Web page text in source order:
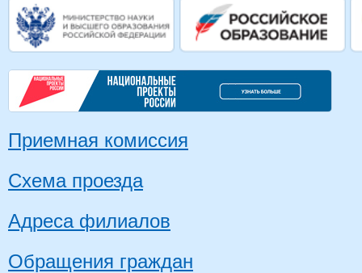
Приемная комиссия
Схема проезда
Адреса филиалов
Обращения граждан